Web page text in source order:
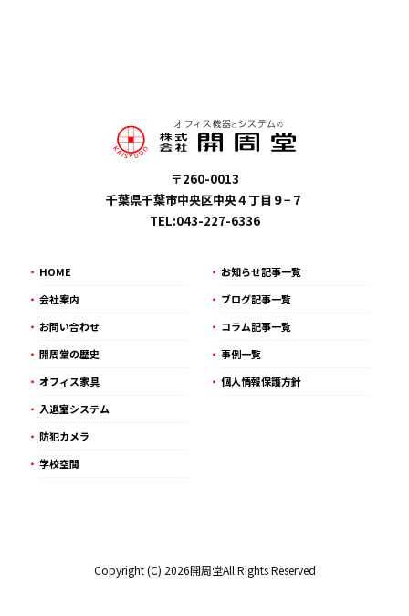
〒260-0013
千葉県千葉市中央区中央４丁目９−７
TEL:043-227-6336
HOME
会社案内
お問い合わせ
開周堂の歴史
オフィス家具
入退室システム
防犯カメラ
学校空間
お知らせ記事一覧
ブログ記事一覧
コラム記事一覧
事例一覧
個人情報保護方針
Copyright (C) 2026開周堂All Rights Reserved